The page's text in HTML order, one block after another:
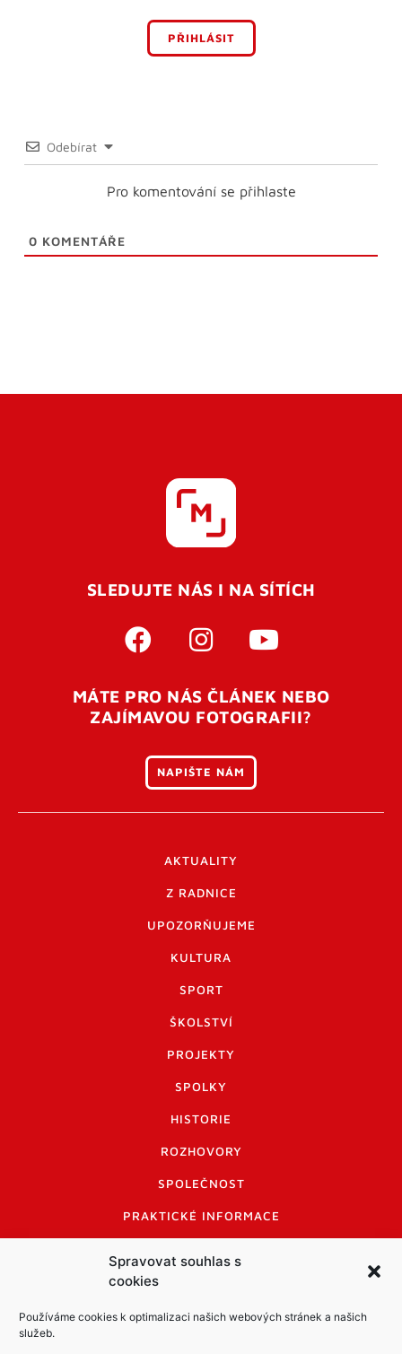
Spravovat souhlas s
cookies
Používáme cookies k optimalizaci našich webových stránek a našich
služeb.
PŘIHLÁSIT
Odebírat
Pro komentování se přihlaste
0 KOMENTÁŘE
SLEDUJTE NÁS I NA SÍTÍCH
MÁTE PRO NÁS ČLÁNEK NEBO
ZAJÍMAVOU FOTOGRAFII?
NAPIŠTE NÁM
AKTUALITY
Z RADNICE
UPOZORŇUJEME
KULTURA
SPORT
ŠKOLSTVÍ
PROJEKTY
SPOLKY
HISTORIE
ROZHOVORY
SPOLEČNOST
PRAKTICKÉ INFORMACE
INFORMACE A KODEX DISKUTUJÍCÍCH
LOGO A LOGO MANUÁL